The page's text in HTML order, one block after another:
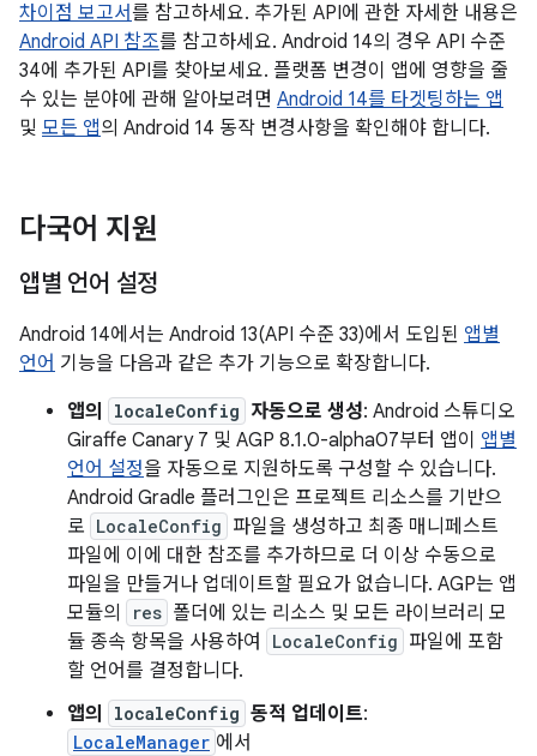
차이점 보고서를 참고하세요. 추가된 API에 관한 자세한 내용은
Android API 참조를 참고하세요. Android 14의 경우 API 수준
34에 추가된 API를 찾아보세요. 플랫폼 변경이 앱에 영향을 줄
수 있는 분야에 관해 알아보려면 Android 14를 타겟팅하는 앱
및 모든 앱의 Android 14 동작 변경사항을 확인해야 합니다.
다국어 지원
앱별 언어 설정
Android 14에서는 Android 13(API 수준 33)에서 도입된 앱별
언어 기능을 다음과 같은 추가 기능으로 확장합니다.
앱의
localeConfig 자동으로 생성: Android 스튜디오
Giraffe Canary 7 및 AGP 8.1.0-alpha07부터 앱이 앱별
언어 설정을 자동으로 지원하도록 구성할 수 있습니다.
Android Gradle 플러그인은 프로젝트 리소스를 기반으
로 LocaleConfig 파일을 생성하고 최종 매니페스트
파일에 이에 대한 참조를 추가하므로 더 이상 수동으로
파일을 만들거나 업데이트할 필요가 없습니다. AGP는 앱
모듈의
res 폴더에 있는 리소스 및 모든 라이브러리 모
듈 종속 항목을 사용하여
LocaleConfig 파일에 포함
할 언어를 결정합니다.
앱의
localeConfig 동적 업데이트:
LocaleManager 에서